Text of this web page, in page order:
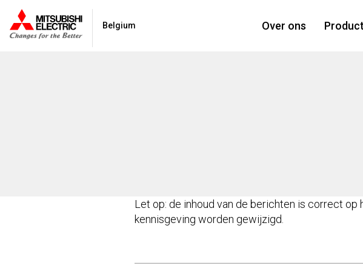
Belgium Over ons
Let op: de inhoud van de berichten is correct
kennisgeving worden gewijzigd.